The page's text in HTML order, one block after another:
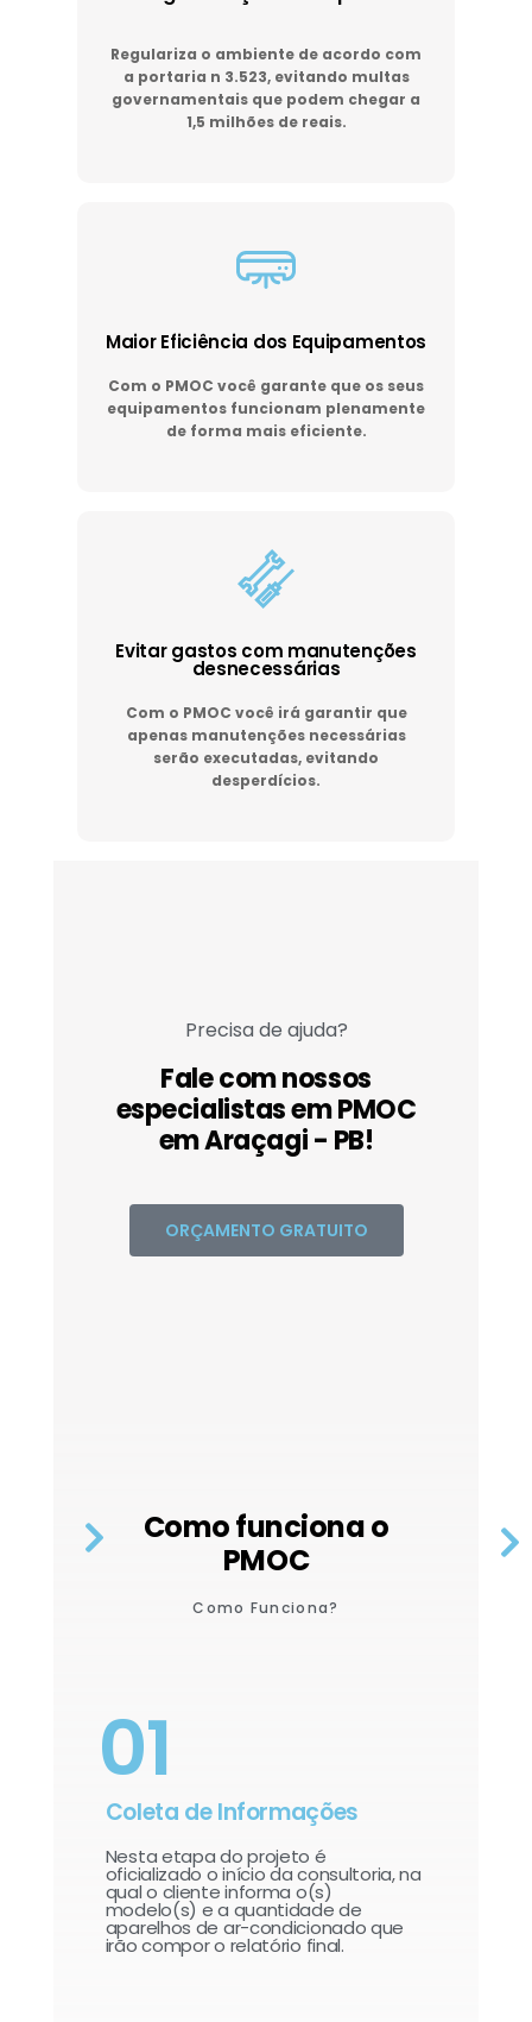
Regulariza o ambiente de acordo com
a portaria n 3.523, evitando multas
governamentais que podem chegar a
1,5 milhões de reais.
Maior Eficiência dos Equipamentos
Com o PMOC você garante que os seus
equipamentos funcionam plenamente
de forma mais eficiente.
Evitar gastos com manutenções
desnecessárias
Com o PMOC você irá garantir que
apenas manutenções necessárias
serão executadas, evitando
desperdícios.
Precisa de ajuda?
Fale com nossos
especialistas em PMOC
em Araçagi - PB!
ORÇAMENTO GRATUITO
Como funciona o
PMOC
Como Funciona?
01
Coleta de Informações
Nesta etapa do projeto é
oficializado o início da consultoria, na
qual o cliente informa o(s)
modelo(s) e a quantidade de
aparelhos de ar-condicionado que
irão compor o relatório final.​